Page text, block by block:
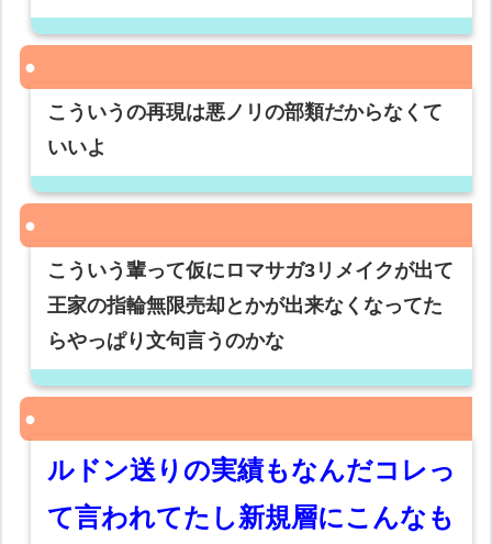
こういうの再現は悪ノリの部類だからなくて
いいよ
こういう輩って仮にロマサガ3リメイクが出て
王家の指輪無限売却とかが出来なくなってた
らやっぱり文句言うのかな
ルドン送りの実績もなんだコレっ
て言われてたし新規層にこんなも